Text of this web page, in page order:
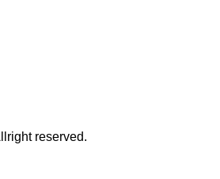
reserved.